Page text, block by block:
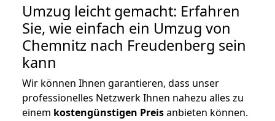
Umzug leicht gemacht: Erfahren
Sie, wie einfach ein Umzug von
Chemnitz nach Freudenberg sein
kann
Wir können Ihnen garantieren, dass unser
professionelles Netzwerk Ihnen nahezu alles zu
einem kostengünstigen Preisanbieten können.